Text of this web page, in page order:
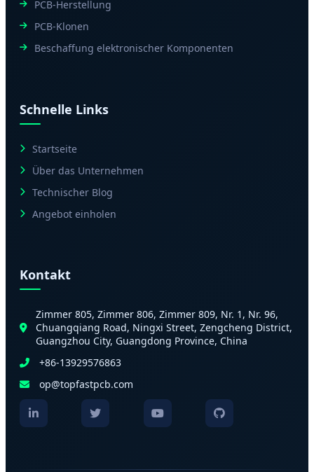
PCB-Herstellung
PCB-Klonen
Beschaffung elektronischer Komponenten
Schnelle Links
Startseite
Über das Unternehmen
Technischer Blog
Angebot einholen
Kontakt
Zimmer 805, Zimmer 806, Zimmer 809, Nr. 1, Nr. 96,
Chuangqiang Road, Ningxi Street, Zengcheng District,
Guangzhou City, Guangdong Province, China
+86-13929576863
op@topfastpcb.com